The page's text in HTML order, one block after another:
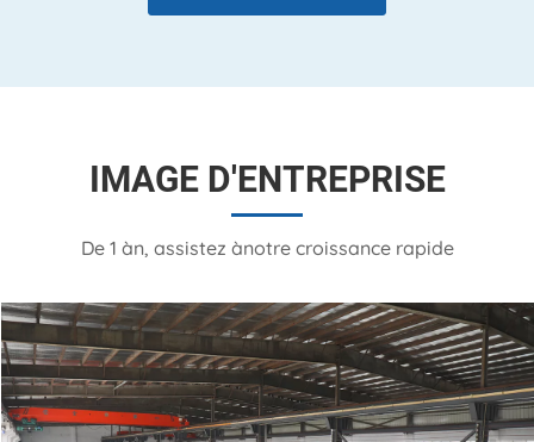
IMAGE D'ENTREPRISE
De 1 àn, assistez ànotre croissance rapide